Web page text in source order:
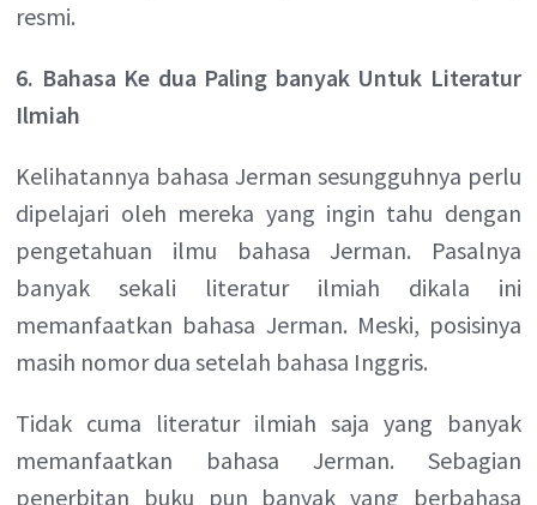
resmi.
6. Bahasa Ke dua Paling banyak Untuk Literatur
Ilmiah
Kelihatannya bahasa Jerman sesungguhnya perlu
dipelajari oleh mereka yang ingin tahu dengan
pengetahuan ilmu bahasa Jerman. Pasalnya
banyak sekali literatur ilmiah dikala ini
memanfaatkan bahasa Jerman. Meski, posisinya
masih nomor dua setelah bahasa Inggris.
Tidak cuma literatur ilmiah saja yang banyak
memanfaatkan bahasa Jerman. Sebagian
penerbitan buku pun banyak yang berbahasa